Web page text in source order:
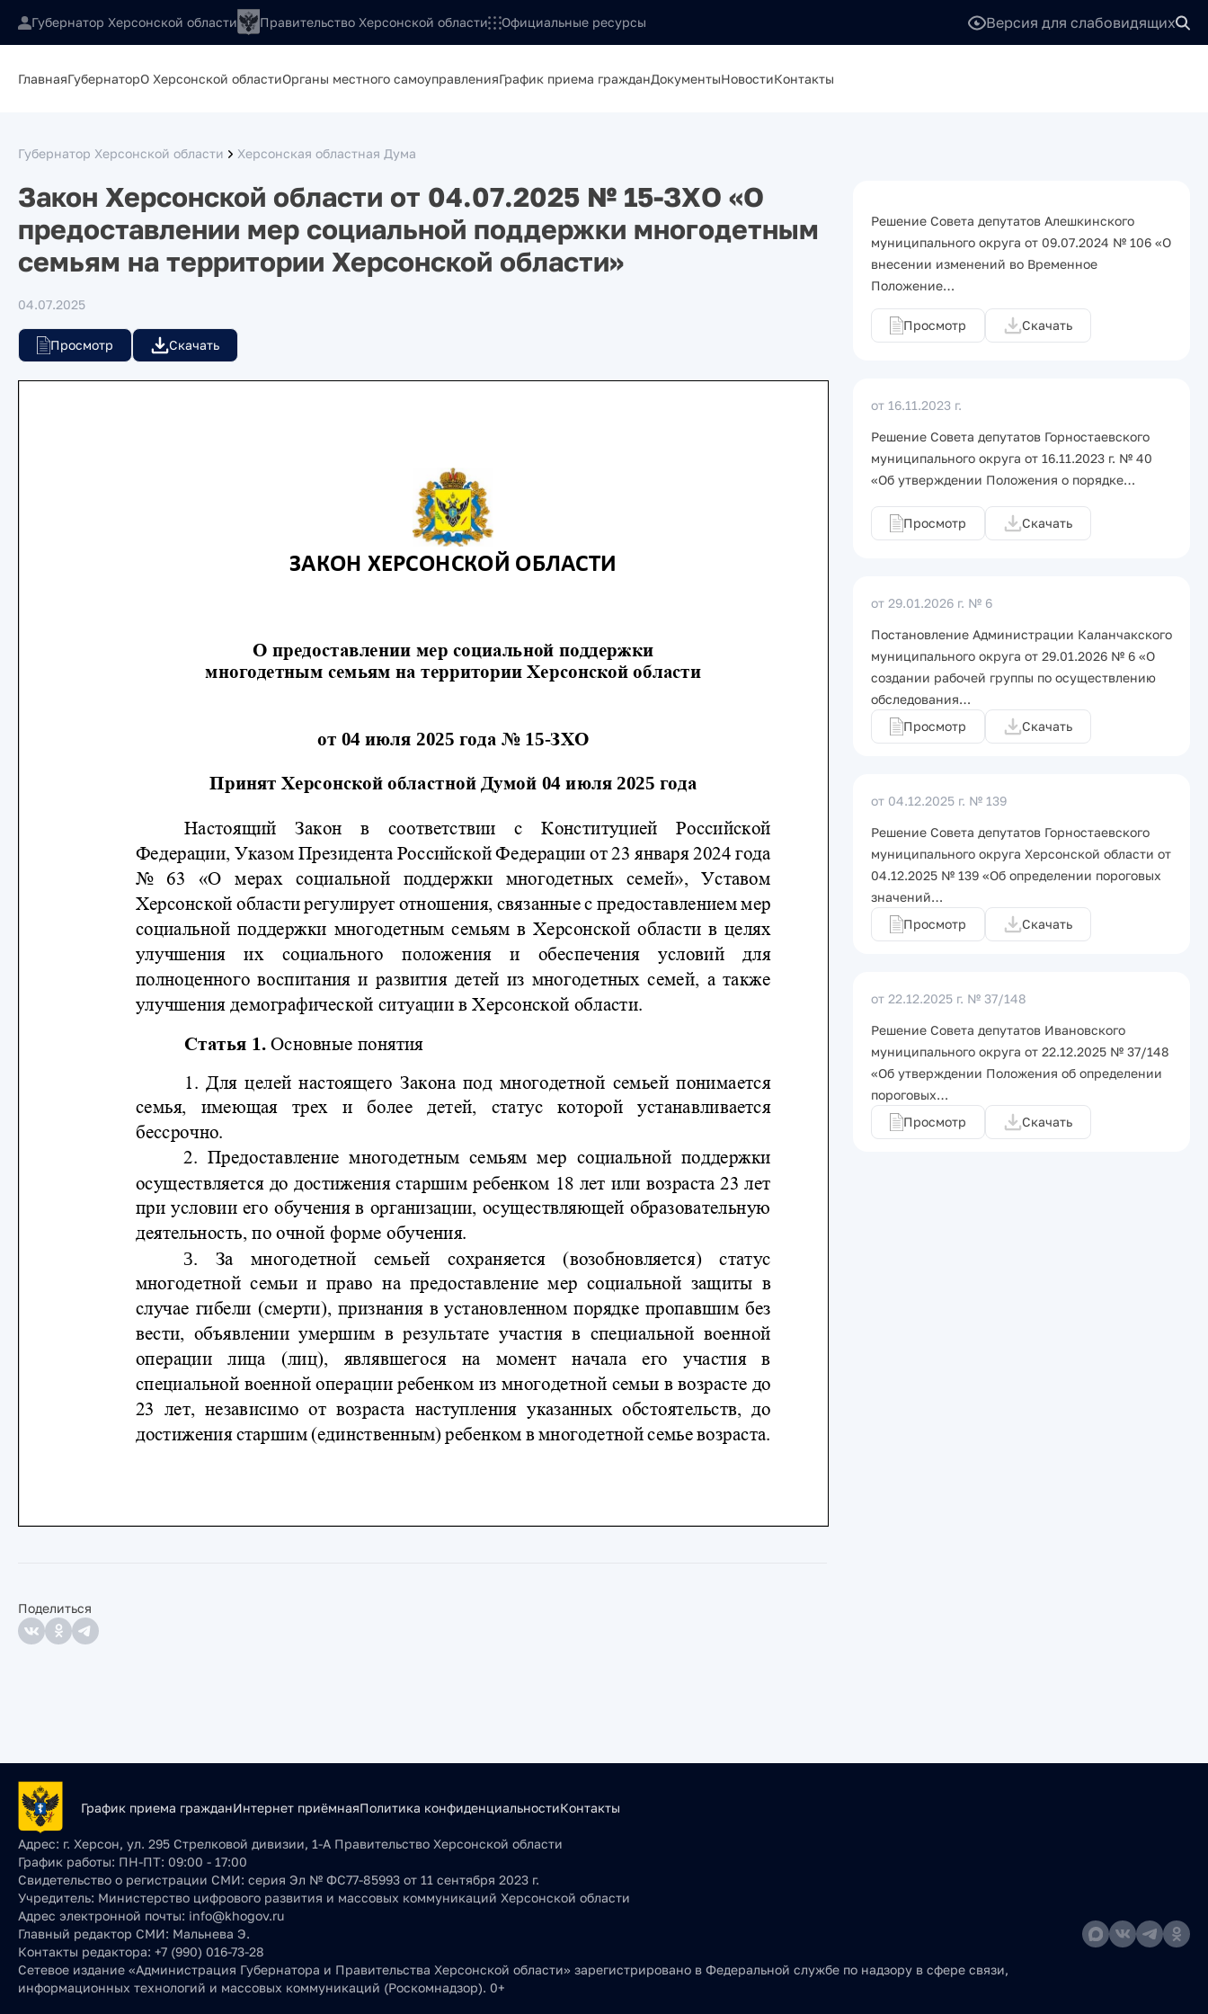
Губернатор Херсонской области Правительство Херсонской области Официальные ресурсы Версия для слабовидящих
ГлавнаяГубернаторО Херсонской областиОрганы местного самоуправленияГрафик приема гражданДокументыНовостиКонтакты
Губернатор Херсонской области Херсонская областная Дума
Закон Херсонской области от 04.07.2025 № 15-ЗХО «О
предоставлении мер социальной поддержки многодетным
семьям на территории Херсонской области»
04.07.2025
Просмотр Скачать
Поделиться
Решение Совета депутатов Алешкинского
муниципального округа от 09.07.2024 № 106 «О
внесении изменений во Временное
Положение…
Просмотр Скачать
от 16.11.2023 г.
Решение Совета депутатов Горностаевского
муниципального округа от 16.11.2023 г. № 40
«Об утверждении Положения о порядке…
Просмотр Скачать
от 29.01.2026 г. № 6
Постановление Администрации Каланчакского
муниципального округа от 29.01.2026 № 6 «О
создании рабочей группы по осуществлению
обследования…
Просмотр
Скачать
от 04.12.2025 г. № 139
Решение Совета депутатов Горностаевского
муниципального округа Херсонской области от
04.12.2025 № 139 «Об определении пороговых
значений…
Просмотр
Скачать
от 22.12.2025 г. № 37/148
Решение Совета депутатов Ивановского
муниципального округа от 22.12.2025 № 37/148
«Об утверждении Положения об определении
пороговых…
Просмотр
Скачать
График приема гражданИнтернет приёмнаяПолитика конфиденциальностиКонтакты
Адрес: г. Херсон, ул. 295 Стрелковой дивизии, 1-А Правительство Херсонской области
График работы: ПН-ПТ: 09:00 - 17:00
Свидетельство о регистрации СМИ: серия Эл № ФС77-85993 от 11 сентября 2023 г.
Учредитель: Министерство цифрового развития и массовых коммуникаций Херсонской области
Адрес электронной почты: info@khogov.ru
Главный редактор СМИ: Мальнева Э.
Контакты редактора: +7 (990) 016-73-28
Сетевое издание «Администрация Губернатора и Правительства Херсонской области» зарегистрировано в Федеральной службе по надзору в сфере связи,
информационных технологий и массовых коммуникаций (Роскомнадзор). 0+